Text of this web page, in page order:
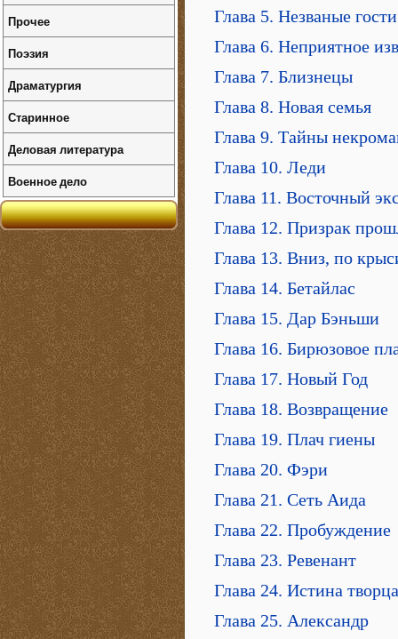
Глава 5. Незваные гости
Глава 6. Неприятное
Глава 7. Близнецы
Глава 8. Новая семья
Глава 9. Тайны
Глава 10. Леди
Глава 11. Восточный
Глава 12. Призрак
Глава 13. Вниз, по
Глава 14. Бетайлас
Глава 15. Дар Бэньши
Глава 16. Бирюзовое
Глава 17. Новый Год
Глава 18. Возвращение
Глава 19. Плач гиены
Глава 20. Фэри
Глава 21. Сеть Аида
Глава 22. Пробуждение
Глава 23. Ревенант
Глава 24. Истина творца
Глава 25. Александр
Прочее
Поэзия
Драматургия
Старинное
Деловая литература
Военное дело